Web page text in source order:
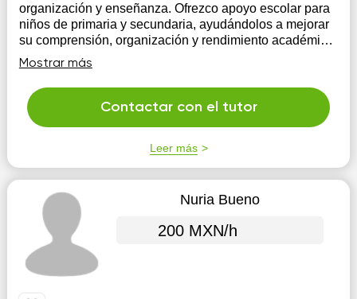
organización y enseñanza. Ofrezco apoyo escolar para
niños de primaria y secundaria, ayudándolos a mejorar
su comprensión, organización y rendimiento académico.
Me enfoco en explicar de forma clara y sencilla,
adaptándome al ritmo de cada alumno...
Mostrar más
Contactar con el tutor
Leer más
Nuria Bueno
200 MXN/h